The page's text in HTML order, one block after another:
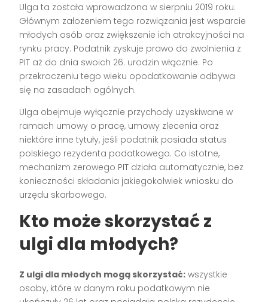
Ulga ta została wprowadzona w sierpniu 2019 roku.
Głównym założeniem tego rozwiązania jest wsparcie
młodych osób oraz zwiększenie ich atrakcyjności na
rynku pracy. Podatnik zyskuje prawo do zwolnienia z
PIT aż do dnia swoich 26. urodzin włącznie. Po
przekroczeniu tego wieku opodatkowanie odbywa
się na zasadach ogólnych.
Ulga obejmuje wyłącznie przychody uzyskiwane w
ramach umowy o pracę, umowy zlecenia oraz
niektóre inne tytuły, jeśli podatnik posiada status
polskiego rezydenta podatkowego. Co istotne,
mechanizm zerowego PIT działa automatycznie, bez
konieczności składania jakiegokolwiek wniosku do
urzędu skarbowego.
Kto może skorzystać z
ulgi dla młodych?
Z ulgi dla młodych mogą skorzystać: wszystkie
osoby, które w danym roku podatkowym nie